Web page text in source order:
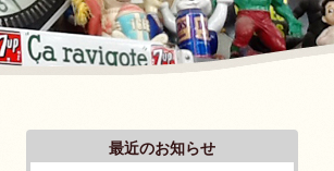
最近のお知らせ